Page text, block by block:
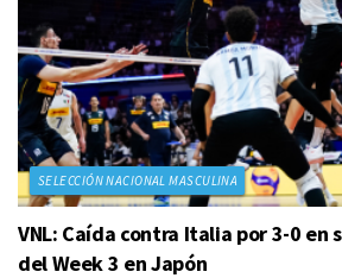
SELECCIÓN NACIONAL MASCULINA
VNL: Caída contra Italia por 3-0
del Week 3 en Japón